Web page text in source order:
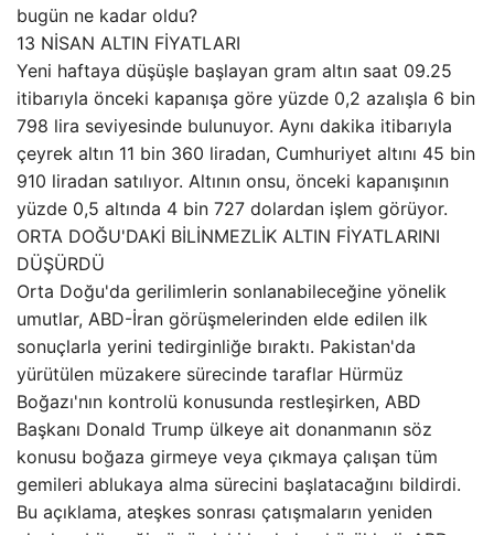
bugün ne kadar oldu?
13 NİSAN ALTIN FİYATLARI
Yeni haftaya düşüşle başlayan gram altın saat 09.25
itibarıyla önceki kapanışa göre yüzde 0,2 azalışla 6 bin
798 lira seviyesinde bulunuyor. Aynı dakika itibarıyla
çeyrek altın 11 bin 360 liradan, Cumhuriyet altını 45 bin
910 liradan satılıyor. Altının onsu, önceki kapanışının
yüzde 0,5 altında 4 bin 727 dolardan işlem görüyor.
ORTA DOĞU'DAKİ BİLİNMEZLİK ALTIN FİYATLARINI
DÜŞÜRDÜ
Orta Doğu'da gerilimlerin sonlanabileceğine yönelik
umutlar, ABD-İran görüşmelerinden elde edilen ilk
sonuçlarla yerini tedirginliğe bıraktı. Pakistan'da
yürütülen müzakere sürecinde taraflar Hürmüz
Boğazı'nın kontrolü konusunda restleşirken, ABD
Başkanı Donald Trump ülkeye ait donanmanın söz
konusu boğaza girmeye veya çıkmaya çalışan tüm
gemileri ablukaya alma sürecini başlatacağını bildirdi.
Bu açıklama, ateşkes sonrası çatışmaların yeniden